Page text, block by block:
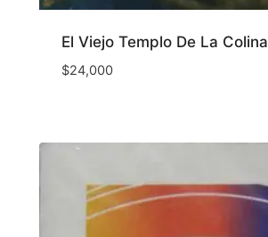
El Viejo Templo De La Colina
$24,000